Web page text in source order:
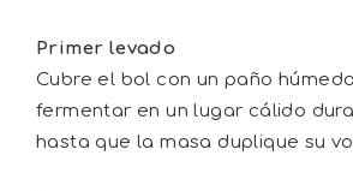
Primer levado
Cubre el bol con un paño
fermentar en un lugar cálido
hasta que la masa duplique su